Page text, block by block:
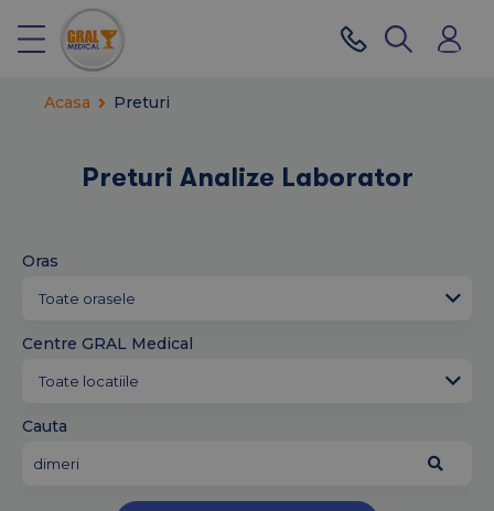
Acasa Preturi
Preturi Analize Laborator
Oras
Centre GRAL Medical
Cauta